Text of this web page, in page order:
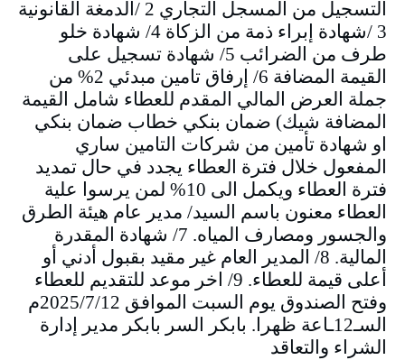
التسجيل من المسجل التجاري 2 /الدمغة القانونية
3 /شهادة إبراء ذمة من الزكاة 4/ شهادة خلو
طرف من الضرائب 5/ شهادة تسجيل على
القيمة المضافة 6/ إرفاق تامين مبدئي 2% من
جملة العرض المالي المقدم للعطاء شامل القيمة
المضافة شيك) ضمان بنكي خطاب ضمان بنكي
او شهادة تأمين من شركات التامين ساري
المفعول خلال فترة العطاء يجدد في حال تمديد
فترة العطاء ويكمل الى 10% لمن يرسوا علية
العطاء معنون باسم السيد/ مدير عام هيئة الطرق
والجسور ومصارف المياه. 7/ شهادة المقدرة
المالية. 8/ المدير العام غير مقيد بقبول أدني أو
أعلى قيمة للعطاء. 9/ اخر موعد للتقديم للعطاء
وفتح الصندوق يوم السبت الموافق 2025/7/12م
السـ12ـاعة ظهرا. بابكر السر بابكر مدير إدارة
الشراء والتعاقد